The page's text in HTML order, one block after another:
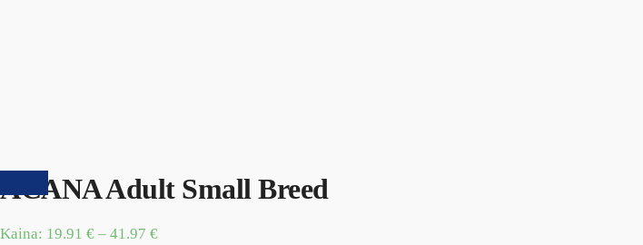
ACANA Adult Small Breed
Kaina: 19.91 € – 41.97 €